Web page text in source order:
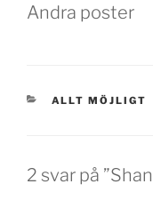
Andra poster
KATEGORIER
ALLT MÖJLIGT
2 svar på